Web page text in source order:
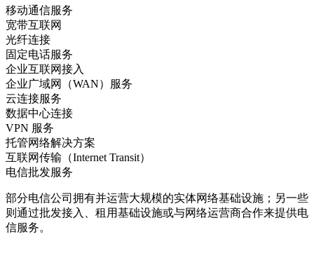
移动通信服务
宽带互联网
光纤连接
固定电话服务
企业互联网接入
企业广域网（WAN）服务
云连接服务
数据中心连接
VPN 服务
托管网络解决方案
互联网传输（Internet Transit）
电信批发服务
部分电信公司拥有并运营大规模的实体网络基础设施；另一些
则通过批发接入、租用基础设施或与网络运营商合作来提供电
信服务。